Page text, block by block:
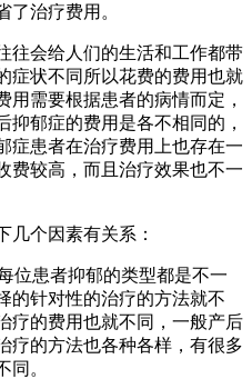
了治疗费用。
往会给人们的生活和工作都带
症状不同所以花费的费用也就
需要根据患者的病情而定，
抑郁症的费用是各不相同的，
症患者在治疗费用上也存在一
费较高，而且治疗效果也不一
个因素有关系：
患者抑郁的类型都是不一
的针对性的治疗的方法就不
疗的费用也就不同，一般产后
疗的方法也各种各样，有很多
同。